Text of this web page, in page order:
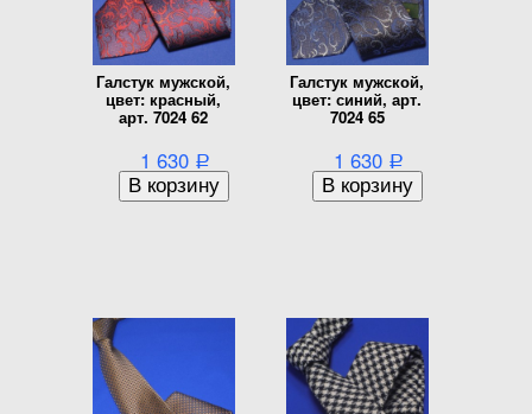
Галстук мужской,
цвет: красный,
арт. 7024 62
1 630 Р
Галстук мужской,
цвет: синий, арт.
7024 65
1 630 Р